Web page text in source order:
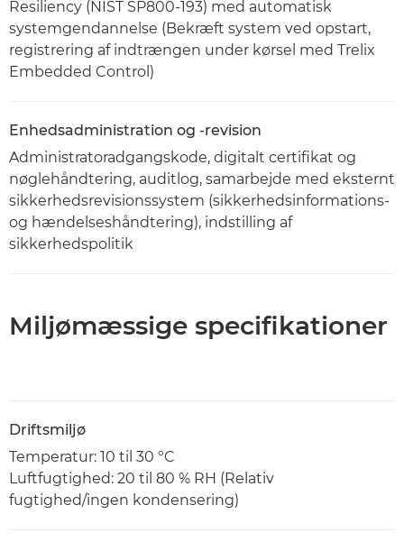
Resiliency (NIST SP800-193) med automatisk
systemgendannelse (Bekræft system ved opstart,
registrering af indtrængen under kørsel med Trelix
Embedded Control)
Enhedsadministration og -revision
Administratoradgangskode, digitalt certifikat og
nøglehåndtering, auditlog, samarbejde med eksternt
sikkerhedsrevisionssystem (sikkerhedsinformations-
og hændelseshåndtering), indstilling af
sikkerhedspolitik
Miljømæssige specifikationer
Driftsmiljø
Temperatur: 10 til 30 ºC
Luftfugtighed: 20 til 80 % RH (Relativ
fugtighed/ingen kondensering)